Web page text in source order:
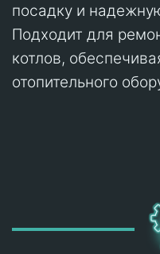
посадку и
Подходит для
котлов,
отопительного